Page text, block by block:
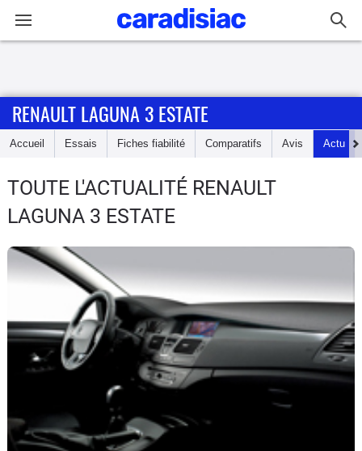
Accueil
Essais
d'achat
Utilitaires
Services
RENAULT LAGUNA 3 ESTATE
Accueil Essais Fiches fiabilité Comparatifs Avis Actu
TOUTE L'ACTUALITÉ RENAULT
LAGUNA 3 ESTATE